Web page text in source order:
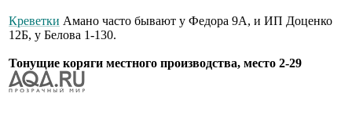
Креветки Амано часто бывают у Федора 9А, и ИП Доценко
12Б, у Белова 1-130.
Тонущие коряги местного производства, место 2-29